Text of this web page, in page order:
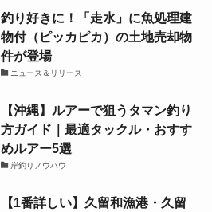
釣り好きに！「走水」に魚処理建
物付（ピッカピカ）の土地売却物
件が登場
ニュース＆リリース
【沖縄】ルアーで狙うタマン釣り
方ガイド｜最適タックル・おすす
めルアー5選
岸釣りノウハウ
【1番詳しい】久留和漁港・久留